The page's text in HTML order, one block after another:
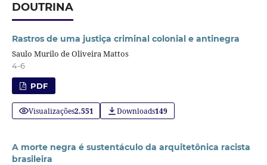
DOUTRINA
Rastros de uma justiça criminal colonial e antinegra
Saulo Murilo de Oliveira Mattos
4-6
PDF
Visualizações2.551 Downloads149
A morte negra é sustentáculo da arquitetônica racista
brasileira